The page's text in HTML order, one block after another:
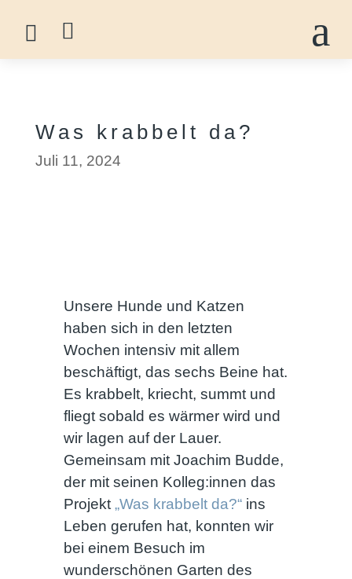
a
 
Was krabbelt da?
Juli 11, 2024
Unsere Hunde und Katzen
haben sich in den letzten
Wochen intensiv mit allem
beschäftigt, das sechs Beine hat.
Es krabbelt, kriecht, summt und
fliegt sobald es wärmer wird und
wir lagen auf der Lauer.
Gemeinsam mit Joachim Budde,
der mit seinen Kolleg:innen das
Projekt „Was krabbelt da?“ins
Leben gerufen hat, konnten wir
bei einem Besuch im
wunderschönen Garten des